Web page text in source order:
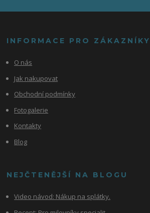
INFORMACE PRO ZÁKAZNÍKY
O nás
Jak nakupovat
Obchodní podmínky
Fotogalerie
Kontakty
Blog
NEJČTENĚJŠÍ NA BLOGU
Video návod: Nákup na splátky.